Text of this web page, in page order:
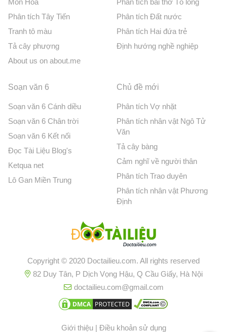
Môn Hóa
Phân tích Tây Tiến
Tranh tô màu
Tả cây phượng
About us on about.me
Phân tích bài thơ Tỏ lòng
Phân tích Đất nước
Phân tích Hai đứa trẻ
Định hướng nghề nghiệp
Soạn văn 6
Soạn văn 6 Cánh diều
Soạn văn 6 Chân trời
Soạn văn 6 Kết nối
Đọc Tài Liệu Blog's
Ketqua net
Lô Gan Miền Trung
Chủ đề mới
Phân tích Vợ nhặt
Phân tích nhân vật Ngô Tử
Văn
Tả cây bàng
Cảm nghĩ về người thân
Phân tích Trao duyên
Phân tích nhân vật Phương
Định
Copyright © 2020 Doctailieu.com. All rights reserved
82 Duy Tân, P Dịch Vọng Hậu, Q Cầu Giấy, Hà Nội
doctailieu.com@gmail.com
Giới thiệu| Điều khoản sử dụng